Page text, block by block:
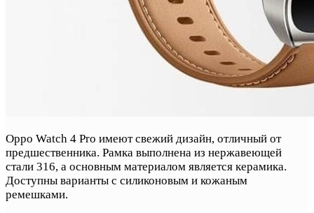
Oppo Watch 4 Pro имеют свежий дизайн, отличный от
предшественника. Рамка выполнена из нержавеющей
стали 316, а основным материалом является керамика.
Доступны варианты с силиконовым и кожаным
ремешками.